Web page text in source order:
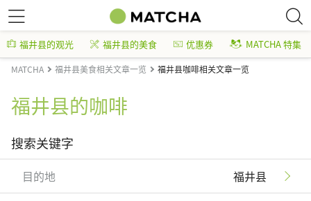
福井县的观光 福井县的美食 优惠券 MATCHA 特集
MATCHA 福井县美食相关文章一览 福井县咖啡相关文章一览
福井县的咖啡
搜索关键字
目的地 福井县